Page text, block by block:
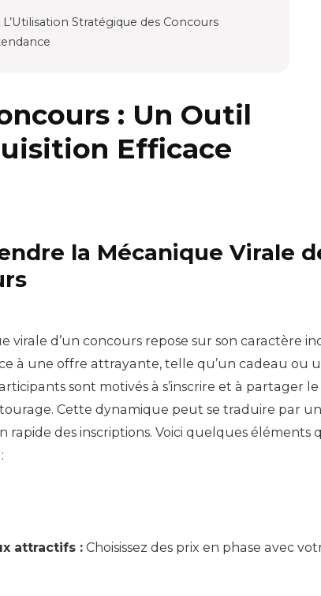
L’Utilisation Stratégique des Concours
: Un Outil
Efficace
la Mécanique Virale
virale d’un concours repose sur son caractère
à une offre attrayante, telle qu’un cadeau ou
sont motivés à s’inscrire et à partager
Cette dynamique peut se traduire par
rapide des inscriptions. Voici quelques éléments
attractifs : Choisissez des prix en phase avec